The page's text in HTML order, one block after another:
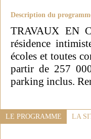
Description du
TRAVAUX EN
résidence
écoles et toutes
partir de 257
parking inclus.
LE PROGRAMME LA